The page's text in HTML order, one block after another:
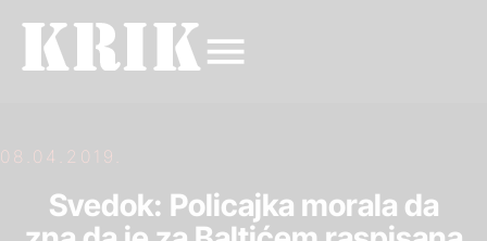
08.04.2019.
Svedok: Policajka morala da